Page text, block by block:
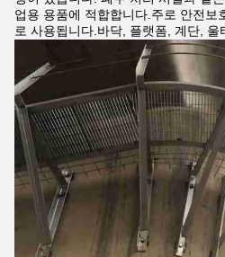
업용 용품에 적합합니다.주로 안전보
로 사용됩니다.바닥, 플랫폼, 계단, 울